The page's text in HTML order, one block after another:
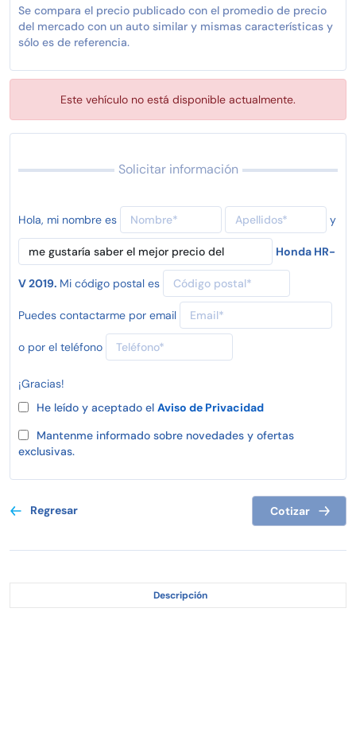
Se compara el precio publicado con el promedio de precio
del mercado con un auto similar y mismas características y
sólo es de referencia.
Este vehículo no está disponible actualmente.
Solicitar información
Hola, mi nombre es y
Honda HR-
V 2019. Mi código postal es
Puedes contactarme por email
o por el teléfono
¡Gracias!
He leído y aceptado el Aviso de Privacidad
Mantenme informado sobre novedades y ofertas
exclusivas.
Regresar Cotizar
Descripción